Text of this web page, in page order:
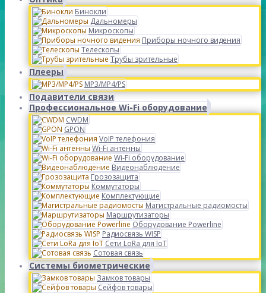
Бинокли
Дальномеры
Микроскопы
Приборы ночного видения
Телескопы
Трубы зрительные
Плееры
MP3/MP4/PS
Подавители связи
Профессиональное Wi-Fi оборудование
CWDM
GPON
VoIP телефония
Wi-Fi антенны
Wi-Fi оборудование
Видеонаблюдение
Грозозащита
Коммутаторы
Комплектующие
Магистральные радиомосты
Маршрутизаторы
Оборудование Powerline
Радиосвязь WISP
Сети LoRa для IoT
Сотовая связь
Системы биометрические
Замков товары
Сейфов товары